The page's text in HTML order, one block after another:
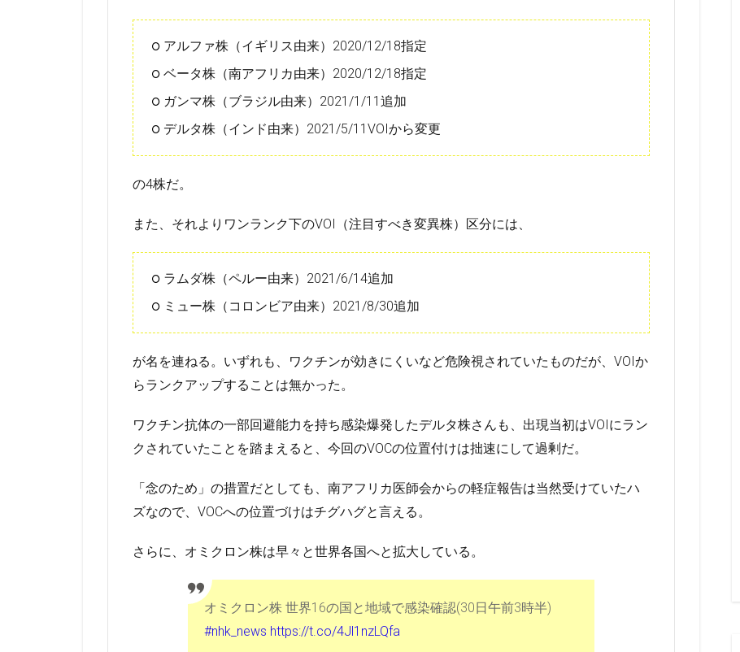
アルファ株（イギリス由来）2020/12/18指定
ベータ株（南アフリカ由来）2020/12/18指定
ガンマ株（ブラジル由来）2021/1/11追加
デルタ株（インド由来）2021/5/11VOIから変更
の4株だ。
また、それよりワンランク下のVOI（注目すべき変異株）区分には、
ラムダ株（ペルー由来）2021/6/14追加
ミュー株（コロンビア由来）2021/8/30追加
が名を連ねる。いずれも、ワクチンが効きにくいなど危険視されていたものだが、VOIか
らランクアップすることは無かった。
ワクチン抗体の一部回避能力を持ち感染爆発したデルタ株さんも、出現当初はVOIにラン
クされていたことを踏まえると、今回のVOCの位置付けは拙速にして過剰だ。
「念のため」の措置だとしても、南アフリカ医師会からの軽症報告は当然受けていたハ
ズなので、VOCへの位置づけはチグハグと言える。
さらに、オミクロン株は早々と世界各国へと拡大している。
オミクロン株 世界16の国と地域で感染確認(30日午前3時半)
#nhk_news https://t.co/4Jl1nzLQfa